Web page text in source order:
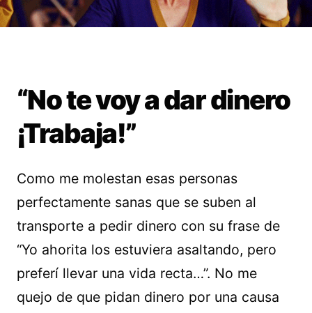
“No te voy a dar dinero
¡Trabaja!”
Como me molestan esas personas
perfectamente sanas que se suben al
transporte a pedir dinero con su frase de
“Yo ahorita los estuviera asaltando, pero
preferí llevar una vida recta…”. No me
quejo de que pidan dinero por una causa